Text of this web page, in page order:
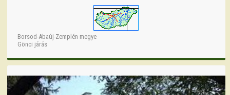
Borsod-Abaúj-Zemplén megye
Gönci járás